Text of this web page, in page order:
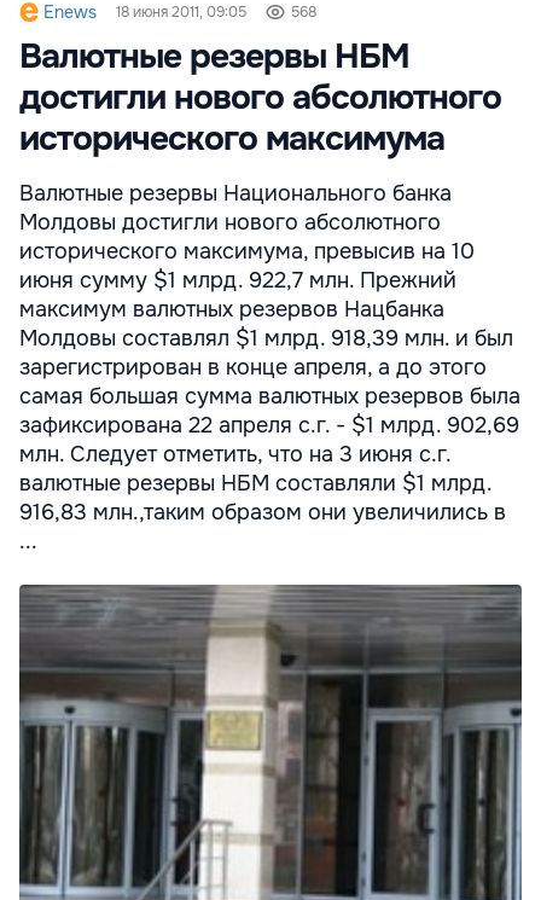
Enews 18 июня 2011, 09:05 568
Валютные резервы НБМ
достигли нового абсолютного
исторического максимума
Валютные резервы Национального банка
Молдовы достигли нового абсолютного
исторического максимума, превысив на 10
июня сумму $1 млрд. 922,7 млн. Прежний
максимум валютных резервов Нацбанка
Молдовы составлял $1 млрд. 918,39 млн. и был
зарегистрирован в конце апреля, а до этого
самая большая сумма валютных резервов была
зафиксирована 22 апреля с.г. - $1 млрд. 902,69
млн. Следует отметить, что на 3 июня с.г.
валютные резервы НБМ составляли $1 млрд.
916,83 млн.,таким образом они увеличились в
...